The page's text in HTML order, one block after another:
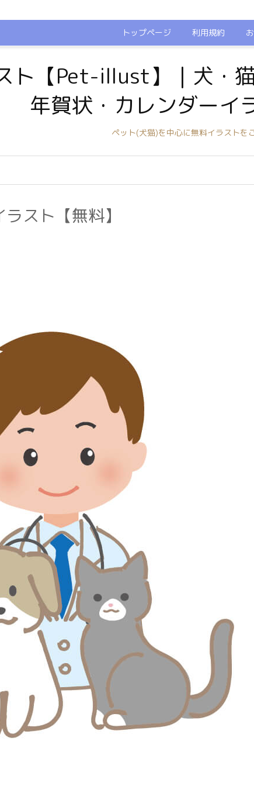
トップページ 利用規約
ト【Pet-illust】｜犬・
年賀状・カレンダーイ
ペット(犬猫)を中心に無料イラストを
スト【無料】